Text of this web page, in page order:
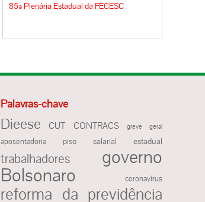
85ª Plenária Estadual da FECESC
Palavras-chave
Dieese CUT CONTRACS greve geral
aposentadoria piso salarial estadual
trabalhadores governo
Bolsonaro coronavírus
reforma da previdência